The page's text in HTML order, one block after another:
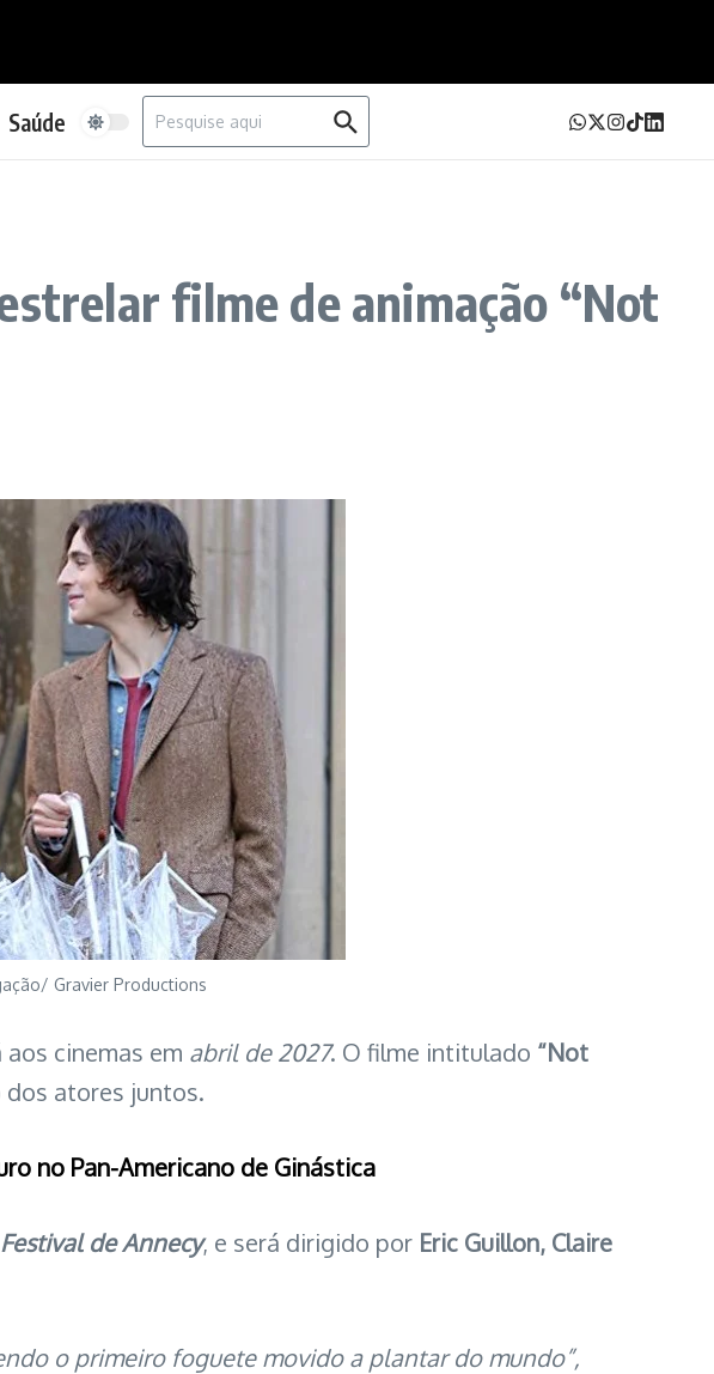
Saúde
Procurar por:
filme de animação “Not
Gravier Productions
cinemas em abril de 2027. O filme intitulado “Not
dos atores juntos.
no Pan-Americano de Ginástica
Festival de Annecy, e será dirigido por Eric Guillon, Claire
o primeiro foguete movido a plantar do mundo”,